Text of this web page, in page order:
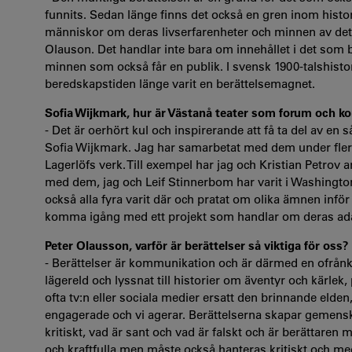
funnits. Sedan länge finns det också en gren inom
människor om deras livserfarenheter och minnen av
Olauson. Det handlar inte bara om innehållet i det
minnen som också får en publik. I svensk 1900-
beredskapstiden länge varit en berättelsemagnet.
Sofia Wijkmark, hur är Västanå teater som forum och
- Det är oerhört kul och inspirerande att få ta del av
Sofia Wijkmark. Jag har samarbetat med dem under
Lagerlöfs verk. Till exempel har jag och Kristian Petrov
med dem, jag och Leif Stinnerbom har varit i
också alla fyra varit där och pratat om olika ämnen
komma igång med ett projekt som handlar om deras
Peter Olausson, varför är berättelser så viktiga för oss?
- Berättelser är kommunikation och är därmed en
lägereld och lyssnat till historier om äventyr och
ofta tv:n eller sociala medier ersatt den brinnande
engagerade och vi agerar. Berättelserna skapar
kritiskt, vad är sant och vad är falskt och är berättaren